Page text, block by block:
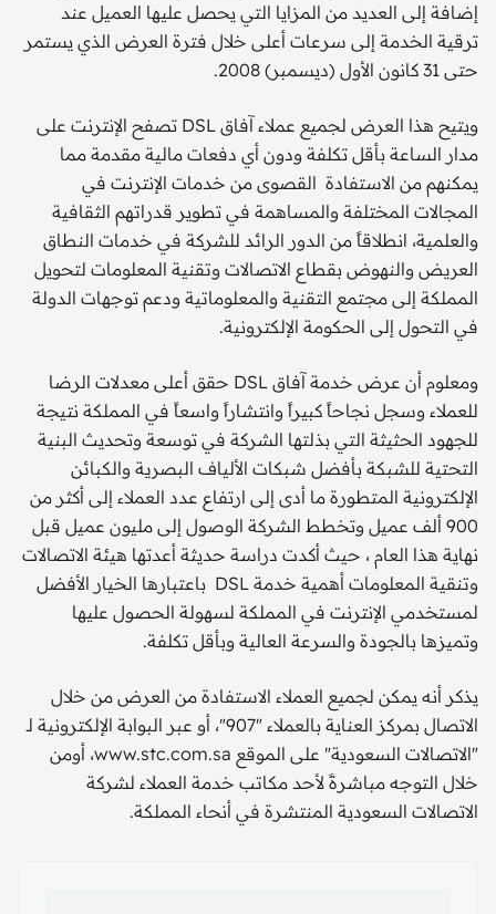
إضافة إلى العديد من المزايا التي يحصل عليها العميل عند
ترقية الخدمة إلى سرعات أعلى خلال فترة العرض الذي يستمر
حتى 31 كانون الأول (ديسمبر) 2008.
ويتيح هذا العرض لجميع عملاء آفاق DSL تصفح الإنترنت على
مدار الساعة بأقل تكلفة ودون أي دفعات مالية مقدمة مما
يمكنهم من الاستفادة القصوى من خدمات الإنترنت في
المجالات المختلفة والمساهمة في تطوير قدراتهم الثقافية
والعلمية، انطلاقاً من الدور الرائد للشركة في خدمات النطاق
العريض والنهوض بقطاع الاتصالات وتقنية المعلومات لتحويل
المملكة إلى مجتمع التقنية والمعلوماتية ودعم توجهات الدولة
في التحول إلى الحكومة الإلكترونية.
ومعلوم أن عرض خدمة آفاق DSL حقق أعلى معدلات الرضا
للعملاء وسجل نجاحاً كبيراً وانتشاراً واسعاً في المملكة نتيجة
للجهود الحثيثة التي بذلتها الشركة في توسعة وتحديث البنية
التحتية للشبكة بأفضل شبكات الألياف البصرية والكبائن
الإلكترونية المتطورة ما أدى إلى ارتفاع عدد العملاء إلى أكثر من
900 ألف عميل وتخطط الشركة الوصول إلى مليون عميل قبل
نهاية هذا العام ، حيث أكدت دراسة حديثة أعدتها هيئة الاتصالات
وتنقية المعلومات أهمية خدمة DSL باعتبارها الخيار الأفضل
لمستخدمي الإنترنت في المملكة لسهولة الحصول عليها
وتميزها بالجودة والسرعة العالية وبأقل تكلفة.
يذكر أنه يمكن لجميع العملاء الاستفادة من العرض من خلال
الاتصال بمركز العناية بالعملاء "907"، أو عبر البوابة الإلكترونية لـ
"الاتصالات السعودية" على الموقع www.stc.com.sa، أومن
خلال التوجه مباشرةً لأحد مكاتب خدمة العملاء لشركة
الاتصالات السعودية المنتشرة في أنحاء المملكة.